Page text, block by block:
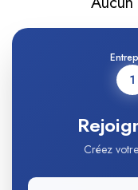
1
Créez